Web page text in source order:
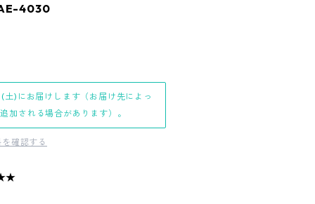
4030
)にお届けします（お届け先によっ
加される場合があります）。
確認する